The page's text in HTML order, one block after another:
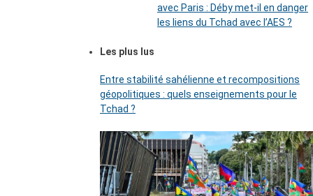
avec Paris : Déby met-il en danger
les liens du Tchad avec l’AES ?
Les plus lus
Entre stabilité sahélienne et recompositions
géopolitiques : quels enseignements pour le
Tchad ?